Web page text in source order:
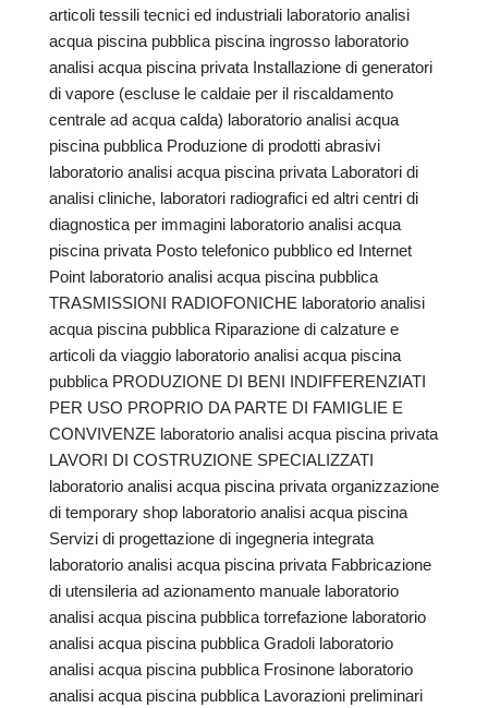
articoli tessili tecnici ed industriali laboratorio analisi
acqua piscina pubblica piscina ingrosso laboratorio
analisi acqua piscina privata Installazione di generatori
di vapore (escluse le caldaie per il riscaldamento
centrale ad acqua calda) laboratorio analisi acqua
piscina pubblica Produzione di prodotti abrasivi
laboratorio analisi acqua piscina privata Laboratori di
analisi cliniche, laboratori radiografici ed altri centri di
diagnostica per immagini laboratorio analisi acqua
piscina privata Posto telefonico pubblico ed Internet
Point laboratorio analisi acqua piscina pubblica
TRASMISSIONI RADIOFONICHE laboratorio analisi
acqua piscina pubblica Riparazione di calzature e
articoli da viaggio laboratorio analisi acqua piscina
pubblica PRODUZIONE DI BENI INDIFFERENZIATI
PER USO PROPRIO DA PARTE DI FAMIGLIE E
CONVIVENZE laboratorio analisi acqua piscina privata
LAVORI DI COSTRUZIONE SPECIALIZZATI
laboratorio analisi acqua piscina privata organizzazione
di temporary shop laboratorio analisi acqua piscina
Servizi di progettazione di ingegneria integrata
laboratorio analisi acqua piscina privata Fabbricazione
di utensileria ad azionamento manuale laboratorio
analisi acqua piscina pubblica torrefazione laboratorio
analisi acqua piscina pubblica Gradoli laboratorio
analisi acqua piscina pubblica Frosinone laboratorio
analisi acqua piscina pubblica Lavorazioni preliminari